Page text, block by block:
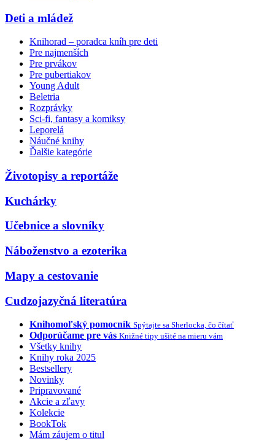
Deti a mládež
Knihorad – poradca kníh pre deti
Pre najmenších
Pre prvákov
Pre pubertiakov
Young Adult
Beletria
Rozprávky
Sci-fi, fantasy a komiksy
Leporelá
Náučné knihy
Ďalšie kategórie
Životopisy a reportáže
Kuchárky
Učebnice a slovníky
Náboženstvo a ezoterika
Mapy a cestovanie
Cudzojazyčná literatúra
Knihomoľský pomocník Spýtajte sa Sherlocka, čo čítať
Odporúčame pre vás Knižné tipy ušité na mieru vám
Všetky knihy
Knihy roka 2025
Bestsellery
Novinky
Pripravované
Akcie a zľavy
Kolekcie
BookTok
Mám záujem o titul